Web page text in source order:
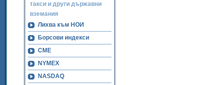
такси и други държавни
вземания
Лихва към НОИ
Борсови индекси
CME
NYMEX
NASDAQ